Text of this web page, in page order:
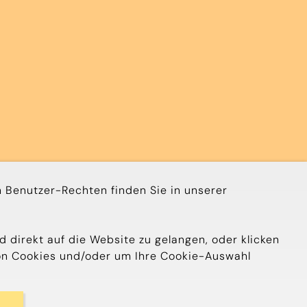
Rechten finden Sie in unserer
direkt auf die Website zu gelangen, oder klicken
Cookies und/oder um Ihre Cookie-Auswahl